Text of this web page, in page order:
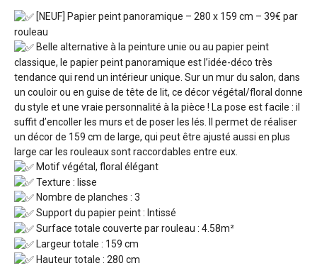
[NEUF] Papier peint panoramique – 280 x 159 cm – 39€ par
rouleau
Belle alternative à la peinture unie ou au papier peint
classique, le papier peint panoramique est l’idée-déco très
tendance qui rend un intérieur unique. Sur un mur du salon, dans
un couloir ou en guise de tête de lit, ce décor végétal/floral donne
du style et une vraie personnalité à la pièce ! La pose est facile : il
suffit d’encoller les murs et de poser les lés. Il permet de réaliser
un décor de 159 cm de large, qui peut être ajusté aussi en plus
large car les rouleaux sont raccordables entre eux.
Motif végétal, floral élégant
Texture : lisse
Nombre de planches : 3
Support du papier peint : Intissé
Surface totale couverte par rouleau : 4.58m²
Largeur totale : 159 cm
Hauteur totale : 280 cm